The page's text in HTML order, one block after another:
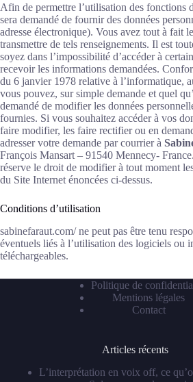
Afin de permettre l’utilisation des fonctions
sera demandé de fournir des données
adresse électronique). Vous avez tout à fait
transmettre de tels renseignements. Il est
soyez dans l’impossibilité d’accéder à
recevoir les informations demandées.
du 6 janvier 1978 relative à l’informatique,
vous pouvez, sur simple demande et quel
demandé de modifier les données
fournies. Si vous souhaitez accéder à vos
faire modifier, les faire rectifier ou en
adresser votre demande par courrier à
François Mansart – 91540 Mennecy-
réserve le droit de modifier à tout moment
du Site Internet énoncées ci-dessus.
Conditions d’utilisation
sabinefaraut.com/ ne peut pas être tenu
éventuels liés à l’utilisation des logiciels ou
téléchargeables.
Politique de
Mentions légales
Contact
Articles récents
L’interprétation en voix off, ce